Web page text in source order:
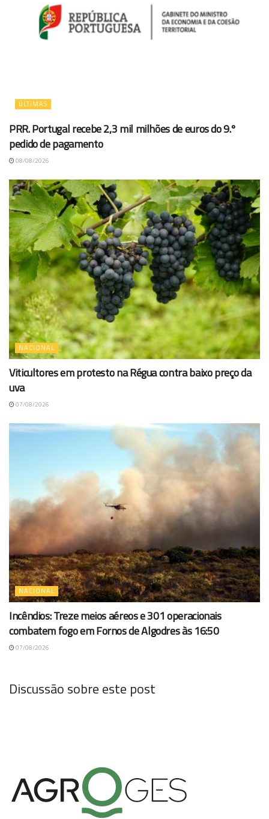
ÚLTIMAS
PRR. Portugal recebe 2,3 mil milhões de euros do 9.º
pedido de pagamento
08/08/2026
NACIONAL
Viticultores em protesto na Régua contra baixo preço da
uva
07/08/2026
NACIONAL
Incêndios: Treze meios aéreos e 301 operacionais
combatem fogo em Fornos de Algodres às 16:50
07/08/2026
Discussão sobre este post